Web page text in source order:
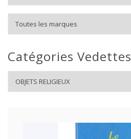
Catégories Vedettes